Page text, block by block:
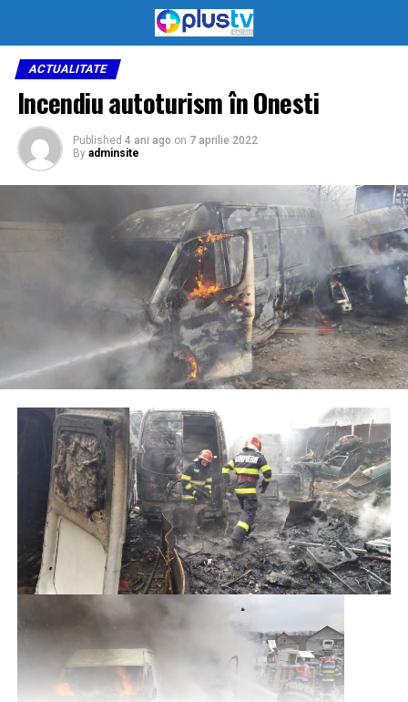
ACTUALITATE
Incendiu autoturism în Onesti
Published 4 ani ago on 7 aprilie 2022
By adminsite